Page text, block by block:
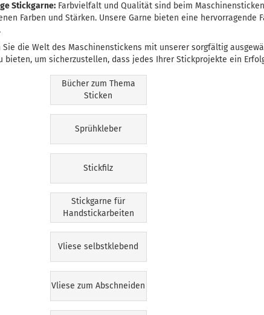
Stickgarne: Farbvielfalt und Qualität sind beim
Farben und Stärken. Unsere Garne bieten eine
Sie die Welt des Maschinenstickens mit unserer sorgfältig
bieten, um sicherzustellen, dass jedes Ihrer Stickprojekte ein
Bücher zum Thema
Sticken
Sprühkleber
Stickfilz
Stickgarne für
Handstickarbeiten
Vliese selbstklebend
Vliese zum Abschneiden